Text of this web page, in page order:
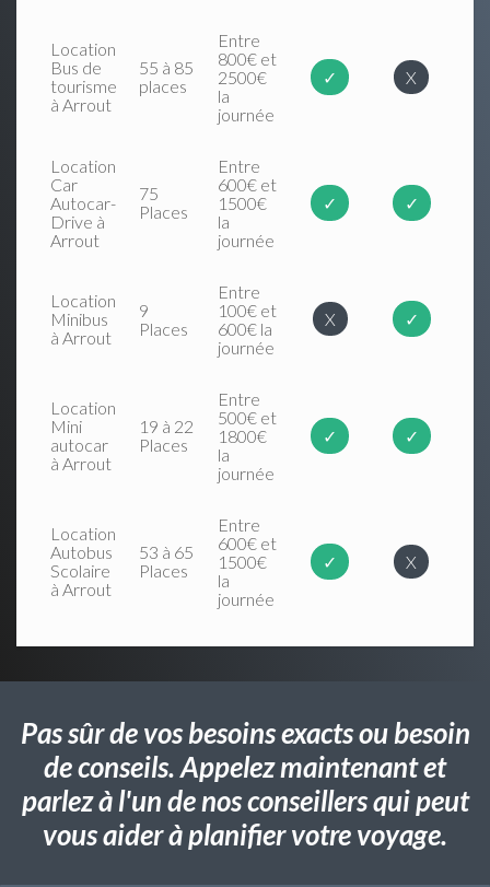
Location
Bus de
tourisme
à Arrout
55 à 85
places
Entre
800€ et
2500€
la
journée
✓ X
Location
Car
Autocar-
Drive à
Arrout
75
Places
Entre
600€ et
1500€
la
journée
✓ ✓
Location
Minibus
à Arrout
9
Places
Entre
100€ et
600€ la
journée
X ✓
Location
Mini
autocar
à Arrout
19 à 22
Places
Entre
500€ et
1800€
la
journée
✓ ✓
Location
Autobus
Scolaire
à Arrout
53 à 65
Places
Entre
600€ et
1500€
la
journée
✓ X
Pas sûr de vos besoins exacts ou besoin
de conseils. Appelez maintenant et
parlez à l'un de nos conseillers qui peut
vous aider à planifier votre voyage.